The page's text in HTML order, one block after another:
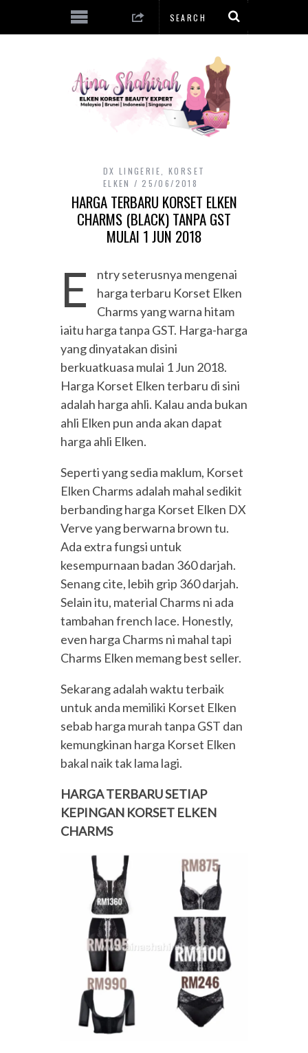
DX LINGERIE
KORSET
ELKEN
25/06/2018
HARGA TERBARU KORSET ELKEN
CHARMS (BLACK) TANPA GST
MULAI 1 JUN 2018
E
ntry seterusnya mengenai
harga terbaru Korset Elken
Charms yang warna hitam
iaitu harga tanpa GST. Harga-harga
yang dinyatakan disini
berkuatkuasa mulai 1 Jun 2018.
Harga Korset Elken terbaru di sini
adalah harga ahli. Kalau anda bukan
ahli Elken pun anda akan dapat
harga ahli Elken.
Seperti yang sedia maklum, Korset
Elken Charms adalah mahal sedikit
berbanding harga Korset Elken DX
Verve yang berwarna brown tu.
Ada extra fungsi untuk
kesempurnaan badan 360 darjah.
Senang cite, lebih grip 360 darjah.
Selain itu, material Charms ni ada
tambahan french lace. Honestly,
even harga Charms ni mahal tapi
Charms Elken memang best seller.
Sekarang adalah waktu terbaik
untuk anda memiliki Korset Elken
sebab harga murah tanpa GST dan
kemungkinan harga Korset Elken
bakal naik tak lama lagi.
HARGA TERBARU SETIAP
KEPINGAN KORSET ELKEN
CHARMS